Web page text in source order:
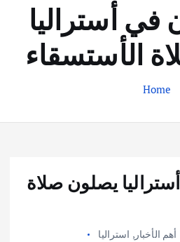
في أستراليا
الأستسقاء
Home
يصلون صلاة
أهم الأخبار, استراليا